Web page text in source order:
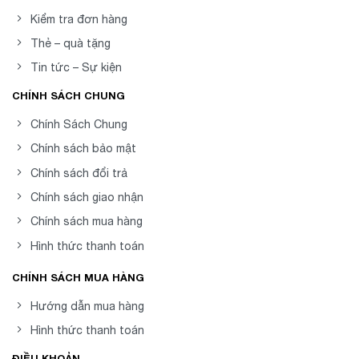
Kiểm tra đơn hàng
Thẻ – quà tặng
Tin tức – Sự kiện
CHÍNH SÁCH CHUNG
Chính Sách Chung
Chính sách bảo mật
Chính sách đổi trả
Chính sách giao nhận
Chính sách mua hàng
Hình thức thanh toán
CHÍNH SÁCH MUA HÀNG
Hướng dẫn mua hàng
Hình thức thanh toán